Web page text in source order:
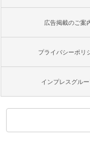
広告掲載のご案
プライバシーポリ
インプレスグル